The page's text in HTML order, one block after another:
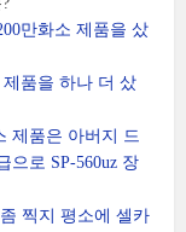
만화소 제품을 샀
제품을 하나 더 샀
제품은 아버지 드
으로 SP-560uz 장
찍지 평소에 셀카